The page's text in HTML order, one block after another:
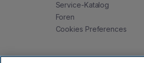
Service-Katalog
Foren
Cookies Preferences